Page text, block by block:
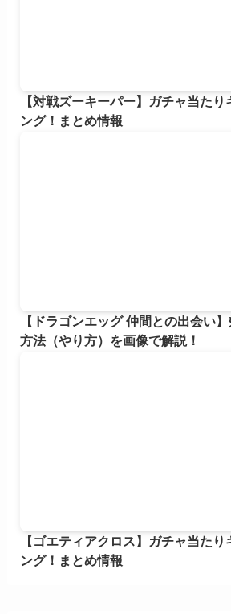
【対戦ズーキーパー】ガチャ当た
ング！まとめ情報
【ドラゴンエッグ 仲間との出会い
方法（やり方）を画像で解説！
【ゴエティアクロス】ガチャ当た
ング！まとめ情報